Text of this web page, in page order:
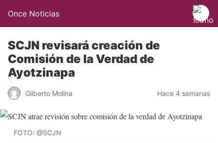
Once Noticias
SCJN revisará creación de
Comisión de la Verdad de
Ayotzinapa
Gilberto Molina Hace 4 semanas
FOTO: @SCJN